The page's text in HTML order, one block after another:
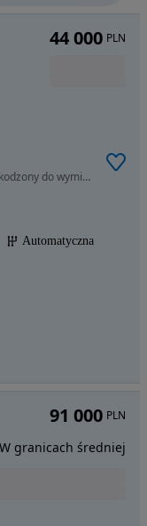
1998 cm3 • 192 KM • Drugi właściciel auto uszkodzony do wymiany błotnik maska chłodnica pr
Automatyczna
44 000 PLN
91 000 PLN
W granicach średniej